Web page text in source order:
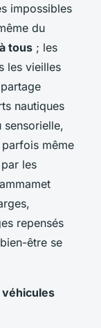
impossibles
du
tous ; les
les vieilles
nautiques
même
les
repensés
être se
véhicules